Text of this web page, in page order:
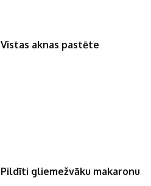
Vistas aknas pastēte
Pildīti gliemežvāku makaronu